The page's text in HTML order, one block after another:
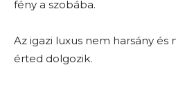
fény a szobába.
Az igazi luxus nem harsány
érted dolgozik.